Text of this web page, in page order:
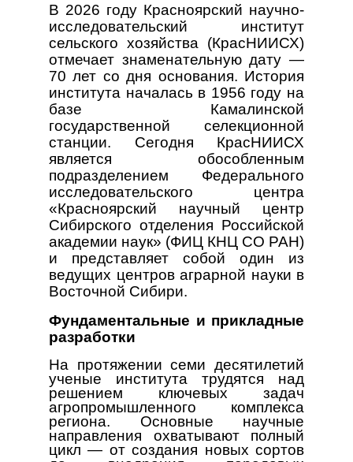
В 2026 году Красноярский научно-
исследовательский институт
сельского хозяйства (КрасНИИСХ)
отмечает знаменательную дату —
70 лет со дня основания. История
института началась в 1956 году на
базе Камалинской
государственной селекционной
станции. Сегодня КрасНИИСХ
является обособленным
подразделением Федерального
исследовательского центра
«Красноярский научный центр
Сибирского отделения Российской
академии наук» (ФИЦ КНЦ СО РАН)
и представляет собой один из
ведущих центров аграрной науки в
Восточной Сибири.
Фундаментальные и прикладные
разработки
На протяжении семи десятилетий
ученые института трудятся над
решением ключевых задач
агропромышленного комплекса
региона. Основные научные
направления охватывают полный
цикл — от создания новых сортов